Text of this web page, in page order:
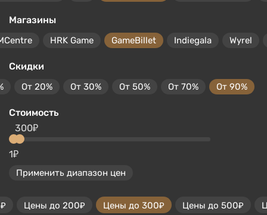
Магазины
HRK Game GameBillet Indiegala Wyrel
Скидки
От 20% От 30% От 50% От 70% От 90%
Стоимость
1₽
300₽
Применить диапазон цен
Цены до 200₽ Цены до 300₽ Цены до 500₽